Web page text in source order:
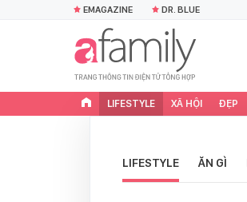
EMAGAZINE DR. BLUE
LIFESTYLE XÃ HỘI ĐẸP
LIFESTYLE ĂN GÌ